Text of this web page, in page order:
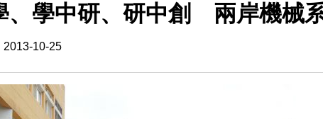
、學中研、研中創 兩岸機械
2013-10-25